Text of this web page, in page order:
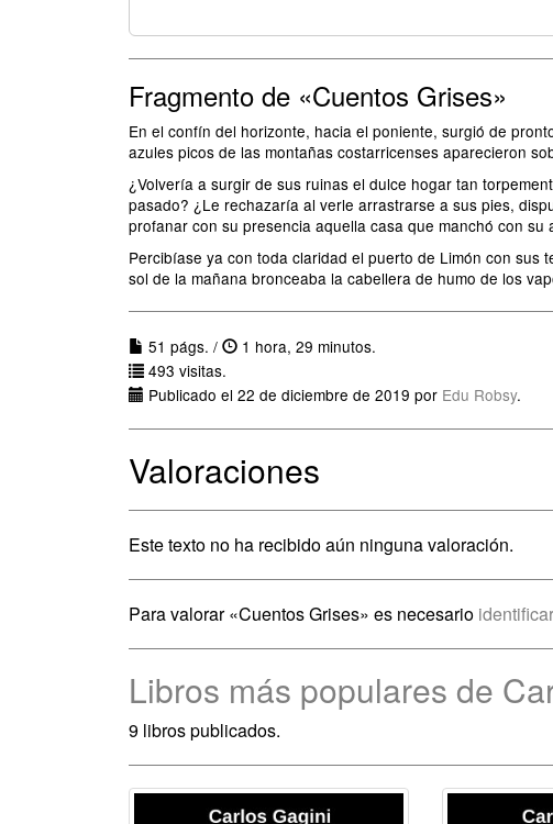
Fragmento de «Cuentos Grises»
En el confín del horizonte, hacia el poniente, surgió de
azules picos de las montañas costarricenses aparecieron
¿Volvería a surgir de sus ruinas el dulce hogar tan
pasado? ¿Le rechazaría al verle arrastrarse a sus pies,
profanar con su presencia aquella casa que manchó con su
Percibíase ya con toda claridad el puerto de Limón con sus
sol de la mañana bronceaba la cabellera de humo de los
51 págs. /
1 hora, 29 minutos.
493 visitas.
Publicado el 22 de diciembre de 2019 por Edu Robsy.
Valoraciones
Este texto no ha recibido aún ninguna valoración.
Para valorar «Cuentos Grises» es necesario
Libros más populares de
9 libros publicados.